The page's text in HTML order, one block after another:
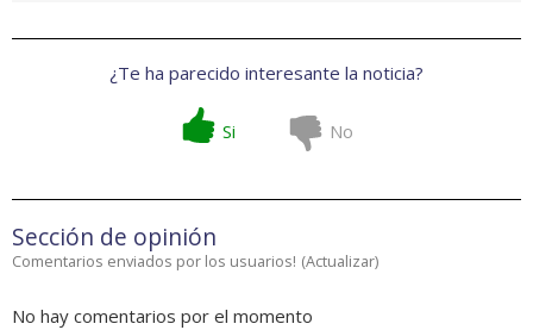
¿Te ha parecido interesante la noticia?
Si No
Sección de opinión
Comentarios enviados por los usuarios! (Actualizar)
No hay comentarios por el momento